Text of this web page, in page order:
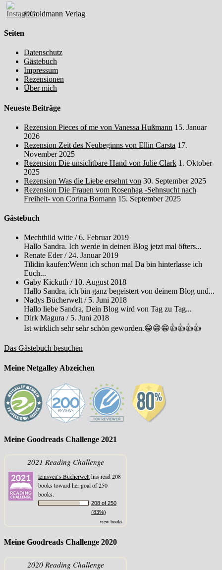
©Goldmann Verlag
Seiten
Datenschutz
Gästebuch
Impressum
Rezensionen
Über mich
Neueste Beiträge
Rezension Pieces of me von Vanessa Hußmann 15. Januar
2026
Rezension Zeit des Neubeginns von Ellin Carsta 17.
November 2025
Rezension Die unsichtbare Hand von Julie Clark 1. Oktober
2025
Rezension Was die Liebe ersehnt von 30. September 2025
Rezension Die Frauen vom Rosenhag -Sehnsucht nach
Freiheit- von Corina Bomann 15. September 2025
Gästebuch
Mechthild witte /6. Februar 2019
Hallo Sandra. Ich werde in deinen Blog jetzt mal öfters...
Renate Eder/ 24. Januar 2019
Tilidin kaufen:Wenn ich schon mal Da bin hinterlasse ich
Euch...
Gaby Kickuth / 10. August 2018
Hallo Sandra, ich bin ganz begeistert von deinem Blog und...
Nadys Bücherwelt / 5. Juni 2018
Hallo liebe Sandra, Dein Blog wird von Tag zu Tag...
Dirk Magura / 5. Juni 2018
Ist wirklich sehr sehr schön geworden.😁😁😁👍👍👍👍
Das Gästebuch besuchen
Meine Netgalley Abzeichen
Meine Goodreads Challenge 2021
2021 Reading Challenge
lenisvea`s Bücherwelthas read 208
books toward her goal of 250
books.
208 of 250
(83%)
view books
Meine Goodreads Challenge 2020
2020 Reading Challenge